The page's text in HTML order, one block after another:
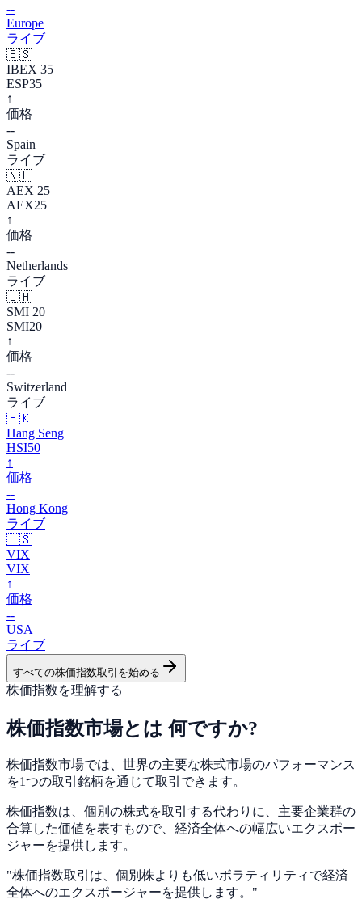
--
Europe
ライブ
🇪🇸
IBEX 35
ESP35
↑
価格
--
Spain
ライブ
🇳🇱
AEX 25
AEX25
↑
価格
--
Netherlands
ライブ
🇨🇭
SMI 20
SMI20
↑
価格
--
Switzerland
ライブ
🇭🇰
Hang Seng
HSI50
↑
価格
--
Hong Kong
ライブ
🇺🇸
VIX
VIX
↑
価格
--
USA
ライブ
すべての株価指数取引を始める
株価指数を理解する
株価指数市場とは 何ですか?
株価指数市場では、 世界の主要な株式市場のパフォーマンス
を1つの取引銘柄を通じて取引できます。
株価指数は、個別の株式を取引する代わりに、主要企業群の
合算した価値を表すもので、経済全体への幅広いエクスポー
ジャーを提供します。
"株価指数取引は、個別株よりも低いボラティリティで経済
全体へのエクスポージャーを提供します。 "